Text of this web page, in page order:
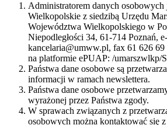
Administratorem danych
Wielkopolskie z siedzibą Urzędu
Województwa Wielkopolskiego w
Niepodległości 34, 61-714 Poznań,
kancelaria@umww.pl, fax 61 626 69
na platformie ePUAP: /umarszwlkp/
Państwa dane osobowe są
informacji w ramach newslettera.
Państwa dane osobowe
wyrażonej przez Państwa zgody.
W sprawach związanych z
osobowych można kontaktować się